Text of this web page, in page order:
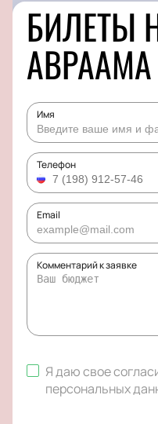
БИЛЕТЫ
Имя
Телефон
Email
Комментарий к заявке
Я даю свое
персональных